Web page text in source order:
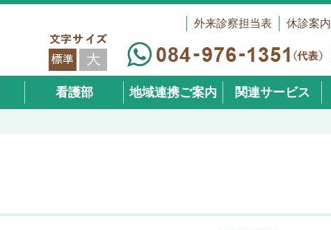
外来診察担当表 休診案内
看護部 地域連携ご案内 関連サービス